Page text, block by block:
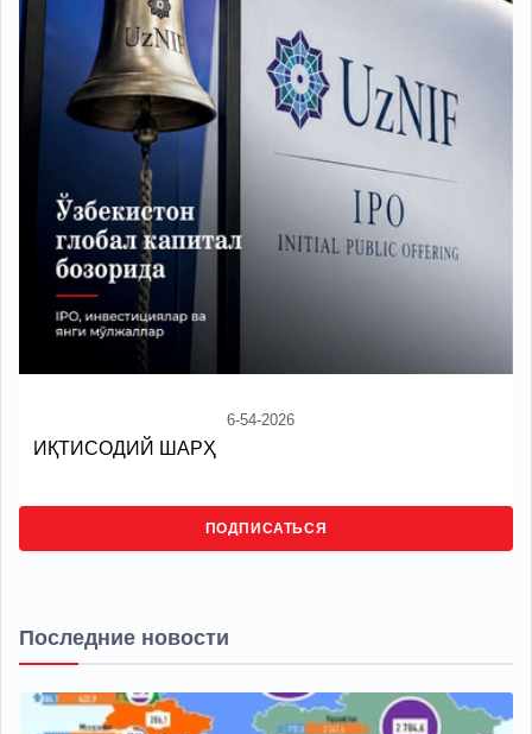
6-54-2026
ИҚТИСОДИЙ ШАРҲ
ПОДПИСАТЬСЯ
Последние новости